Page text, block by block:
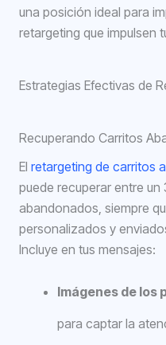
una posición ideal para
retargeting que impulsen
Estrategias Efectivas de
Recuperando Carritos
El retargeting de carritos
puede recuperar entre
abandonados, siempre
personalizados y
Incluye en tus mensajes:
Imágenes de los
para captar la